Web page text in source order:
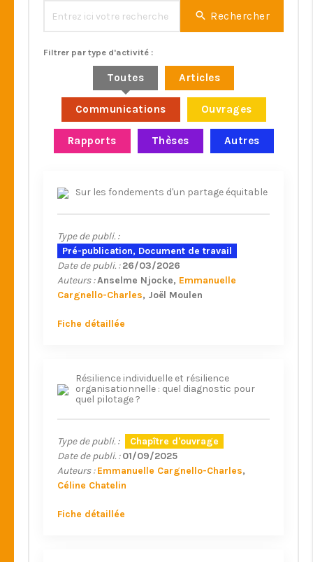
Rechercher
Filtrer par type d'activité :
Toutes Articles
Communications Ouvrages
Rapports Thèses Autres
Sur les fondements d'un partage équitable
Type de publi. :
Pré-publication, Document de travail
Date de publi. : 26/03/2026
Auteurs :Anselme Njocke Emmanuelle
Cargnello-Charles Joël Moulen
Fiche détaillée
Résilience individuelle et résilience
organisationnelle : quel diagnostic pour
quel pilotage ?
Type de publi. :
Chapître d'ouvrage
Date de publi. : 01/09/2025
Auteurs : Emmanuelle Cargnello-Charles
Céline Chatelin
Fiche détaillée